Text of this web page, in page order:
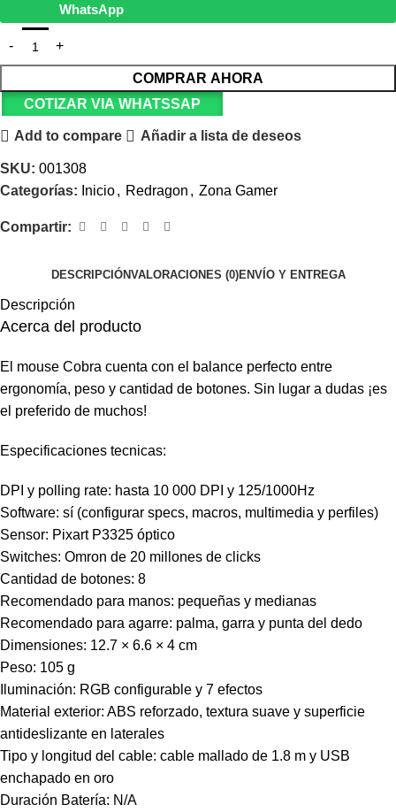
WhatsApp
COMPRAR AHORA
COTIZAR VIA WHATSSAP
Add to compare Añadir a lista de deseos
SKU: 001308
Categorías: Inicio, Redragon , Zona Gamer
Compartir:
DESCRIPCIÓNVALORACIONES (0)ENVÍO Y ENTREGA
Descripción
Acerca del producto
El mouse Cobra cuenta con el balance perfecto entre
ergonomía, peso y cantidad de botones. Sin lugar a dudas ¡es
el preferido de muchos!
Especificaciones tecnicas:
DPI y polling rate: hasta 10 000 DPI y 125/1000Hz
Software: sí (configurar specs, macros, multimedia y perfiles)
Sensor: Pixart P3325 óptico
Switches: Omron de 20 millones de clicks
Cantidad de botones: 8
Recomendado para manos: pequeñas y medianas
Recomendado para agarre: palma, garra y punta del dedo
Dimensiones: 12.7 × 6.6 × 4 cm
Peso: 105 g
Iluminación: RGB configurable y 7 efectos
Material exterior: ABS reforzado, textura suave y superficie
antideslizante en laterales
Tipo y longitud del cable: cable mallado de 1.8 m y USB
enchapado en oro
Duración Batería: N/A